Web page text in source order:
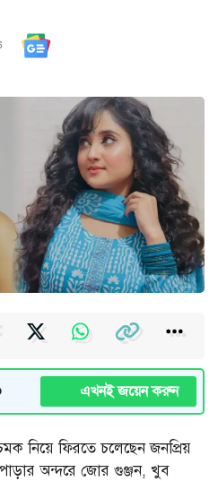
এখনই জয়েন করুন
নিয়ে ফিরতে চলেছেন জনপ্রিয়
অন্দরে জোর গুঞ্জন, খুব